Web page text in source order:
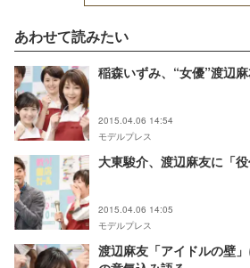
あわせて読みたい
稲森いずみ、“女優”渡辺
2015.04.06 14:54
モデルプレス
大東駿介、渡辺麻友に「
2015.04.06 14:05
モデルプレス
渡辺麻友「アイドルの壁